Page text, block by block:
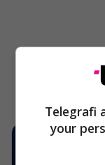
Telegrafi
your